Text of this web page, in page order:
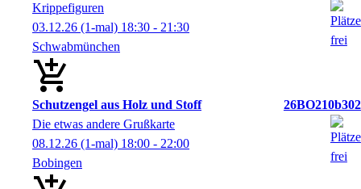
Krippefiguren
03.12.26 (1-mal) 18:30 - 21:30
Schwabmünchen
Schutzengel aus Holz und Stoff
26BO210b302
Die etwas andere Grußkarte
08.12.26 (1-mal) 18:00 - 22:00
Bobingen